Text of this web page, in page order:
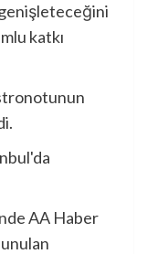
katkı
AA Haber